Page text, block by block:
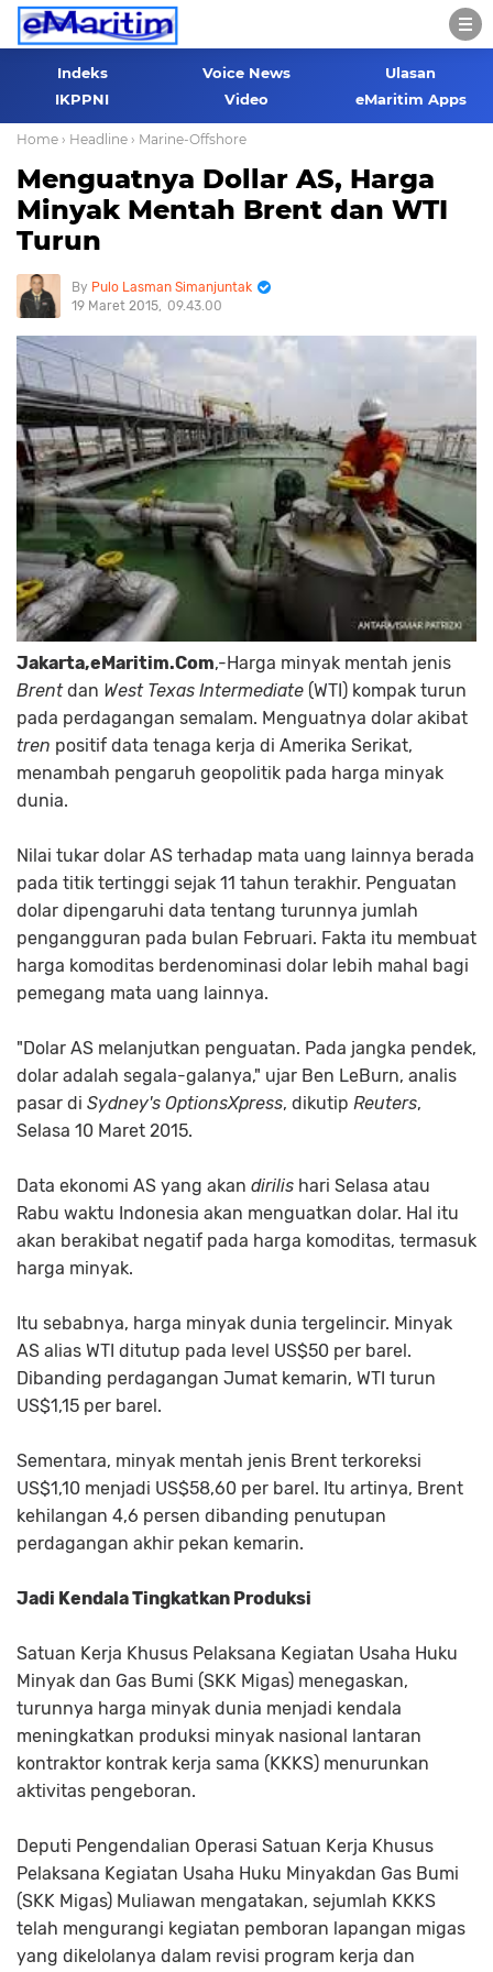
Indeks Voice News
Ulasan
IKPPNI
Video eMaritim Apps
Home › Headline › Marine-Offshore
Menguatnya Dollar AS, Harga
Minyak Mentah Brent dan WTI
Turun
Pulo Lasman Simanjuntak
19 Maret 2015 09.43.00
Jakarta,eMaritim.Com,-Harga minyak mentah jenis
Brentdan West Texas Intermediate (WTI) kompak turun
pada perdagangan semalam. Menguatnya dolar akibat
tren positif data tenaga kerja di Amerika Serikat,
menambah pengaruh geopolitik pada harga minyak
dunia.
Nilai tukar dolar AS terhadap mata uang lainnya berada
pada titik tertinggi sejak 11 tahun terakhir. Penguatan
dolar dipengaruhi data tentang turunnya jumlah
pengangguran pada bulan Februari. Fakta itu membuat
harga komoditas berdenominasi dolar lebih mahal bagi
pemegang mata uang lainnya.
"Dolar AS melanjutkan penguatan. Pada jangka pendek,
dolar adalah segala-galanya," ujar Ben LeBurn, analis
pasar di Sydney's OptionsXpress, dikutip Reuters,
Selasa 10 Maret 2015.
Data ekonomi AS yang akan dirilis hari Selasa atau
Rabu waktu Indonesia akan menguatkan dolar. Hal itu
akan berakibat negatif pada harga komoditas, termasuk
harga minyak.
Itu sebabnya, harga minyak dunia tergelincir. Minyak
AS alias WTI ditutup pada level US$50 per barel.
Dibanding perdagangan Jumat kemarin, WTI turun
US$1,15 per barel.
Sementara, minyak mentah jenis Brent terkoreksi
US$1,10 menjadi US$58,60 per barel. Itu artinya, Brent
kehilangan 4,6 persen dibanding penutupan
perdagangan akhir pekan kemarin.
Jadi Kendala Tingkatkan Produksi
Satuan Kerja Khusus Pelaksana Kegiatan Usaha Huku
Minyak dan Gas Bumi (SKK Migas) menegaskan,
turunnya harga minyak dunia menjadi kendala
meningkatkan produksi minyak nasional lantaran
kontraktor kontrak kerja sama (KKKS) menurunkan
aktivitas pengeboran.
Deputi Pengendalian Operasi Satuan Kerja Khusus
Pelaksana Kegiatan Usaha Huku Minyakdan Gas Bumi
(SKK Migas) Muliawan mengatakan, sejumlah KKKS
telah mengurangi kegiatan pemboran lapangan migas
yang dikelolanya dalam revisi program kerja dan